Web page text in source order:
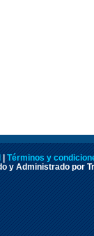
Términos y
y Administrado por